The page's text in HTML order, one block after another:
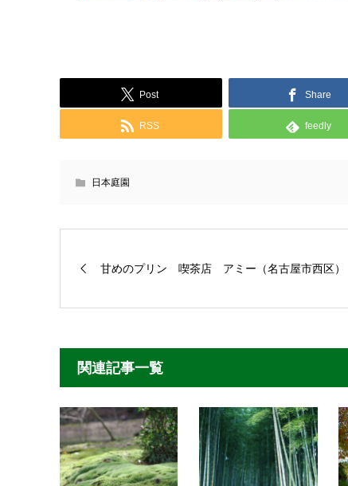
Post Share
RSS feedly
日本庭園
甘めのプリン 喫茶店 アミー（名古屋市西区）
関連記事一覧